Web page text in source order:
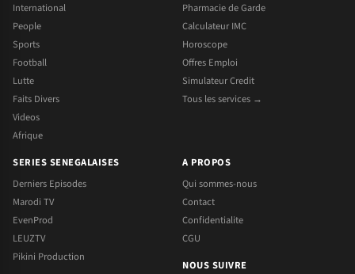
International
People
Sports
Football
Lutte
Faits Divers
Videos
Afrique
Pharmacie de Garde
Calculateur IMC
Horoscope
Offres Emploi
Simulateur Credit
Tous les services →
SERIES SENEGALAISES
Derniers Episodes
Marodi TV
EvenProd
LEUZTV
Pikini Production
A PROPOS
Qui sommes-nous
Contact
Confidentialite
CGU
NOUS SUIVRE